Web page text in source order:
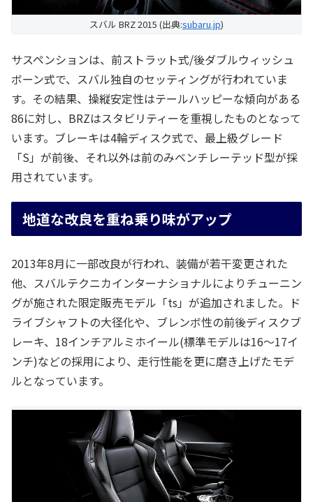
スバル BRZ 2015 (出典:subaru.jp)
サスペンションは、前ストラット式/後ダブルウィッシュ
ボーン式で、スバル独自のセッティングが行われていま
す。その結果、操縦安定性はテールハッピーな傾向がある
86に対し、BRZはスタビリティーを重視したものとなって
います。ブレーキは4輪ディスク式で、最上級グレード
「S」が前後、それ以外は前のみベンチレーテッド型が採
用されています。
地道な改良を重ね乗り味がアップ
2013年8月に一部改良が行われ、装備が若干変更された
他、スバルテクニカインターナショナルによりチューニン
グが施された限定販売モデル「ts」が追加されました。ド
ライブシャフトの大径化や、ブレンボ性の前後ディスクブ
レーキ、18インチアルミホイール(標準モデルは16～17イ
ンチ)などの採用により、走行性能を更に磨き上げたモデ
ルとなっています。